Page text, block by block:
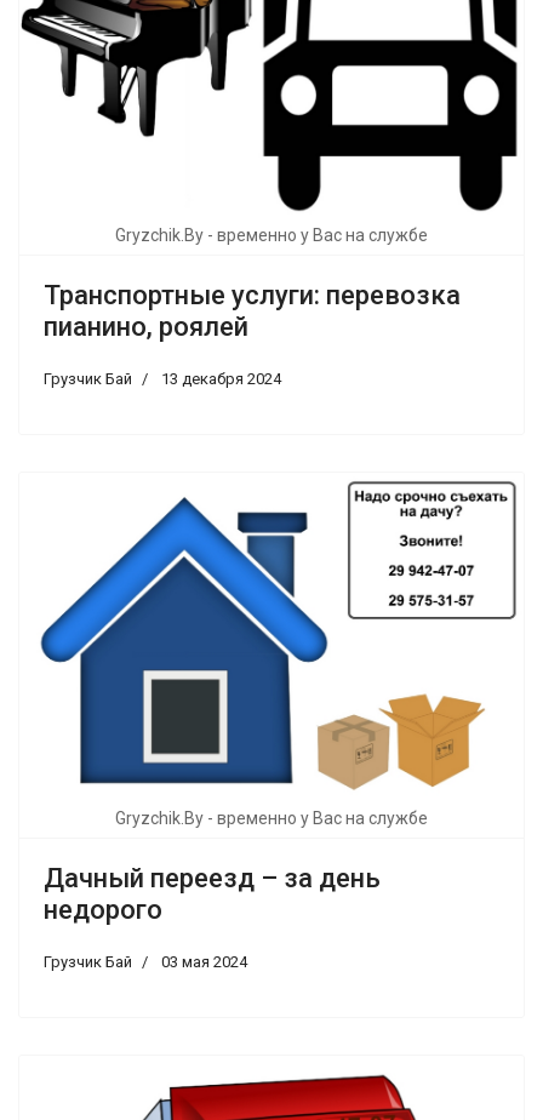
Gryzchik.By - временно у Вас на службе
Транспортные услуги: перевозка
пианино, роялей
Грузчик Бай 13 декабря 2024
Gryzchik.By - временно у Вас на службе
Дачный переезд – за день
недорого
Грузчик Бай 03 мая 2024